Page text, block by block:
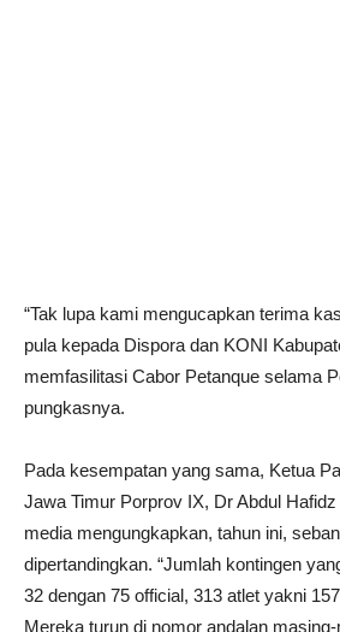
“Tak lupa kami mengucapkan terima
pula kepada Dispora dan KONI
memfasilitasi Cabor Petanque selama
pungkasnya.
Pada kesempatan yang sama, Ketua
Jawa Timur Porprov IX, Dr Abdul
media mengungkapkan, tahun ini,
dipertandingkan. “Jumlah kontingen
32 dengan 75 official, 313 atlet yakni
Mereka turun di nomor andalan